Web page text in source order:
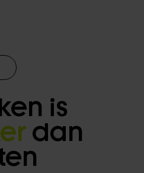
is
dan